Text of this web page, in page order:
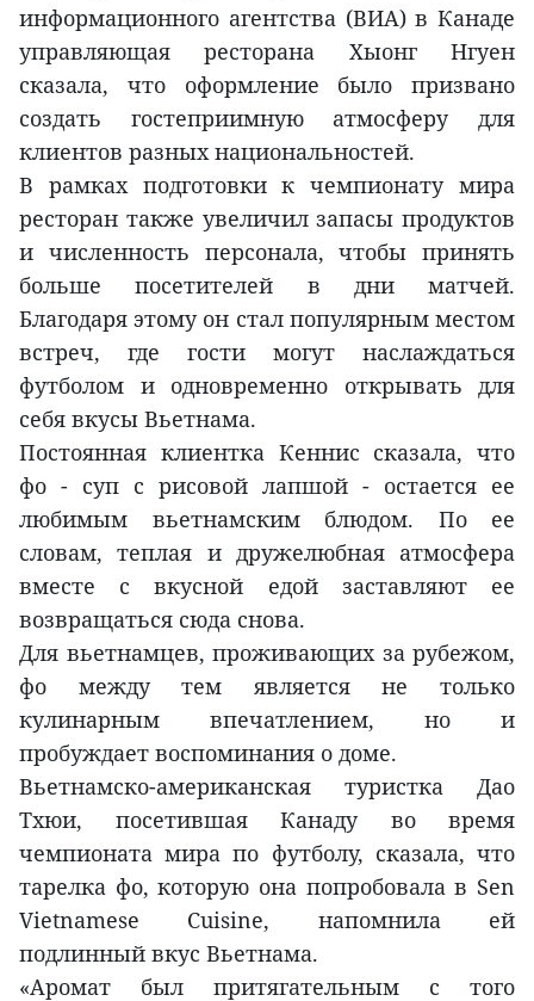
информационного агентства (ВИА) в Канаде
управляющая ресторана Хыонг Нгуен
сказала, что оформление было призвано
создать гостеприимную атмосферу для
клиентов разных национальностей.
В рамках подготовки к чемпионату мира
ресторан также увеличил запасы продуктов
и численность персонала, чтобы принять
больше посетителей в дни матчей.
Благодаря этому он стал популярным местом
встреч, где гости могут наслаждаться
футболом и одновременно открывать для
себя вкусы Вьетнама.
Постоянная клиентка Кеннис сказала, что
фо - суп с рисовой лапшой - остается ее
любимым вьетнамским блюдом. По ее
словам, теплая и дружелюбная атмосфера
вместе с вкусной едой заставляют ее
возвращаться сюда снова.
Для вьетнамцев, проживающих за рубежом,
фо между тем является не только
кулинарным впечатлением, но и
пробуждает воспоминания о доме.
Вьетнамско-американская туристка Дао
Тхюи, посетившая Канаду во время
чемпионата мира по футболу, сказала, что
тарелка фо, которую она попробовала в Sen
Vietnamese Cuisine, напомнила ей
подлинный вкус Вьетнама.
«Аромат был притягательным с того